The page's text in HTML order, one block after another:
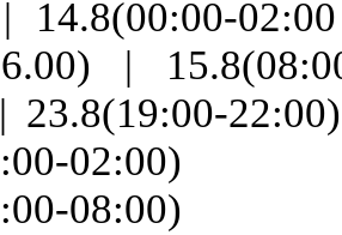
14.8(00:00-
|
23.8(19:00-
08:00)